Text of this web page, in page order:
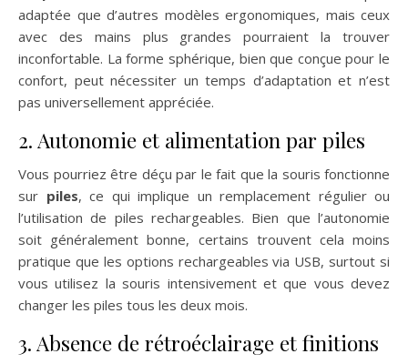
adaptée que d’autres modèles ergonomiques, mais ceux
avec des mains plus grandes pourraient la trouver
inconfortable. La forme sphérique, bien que conçue pour le
confort, peut nécessiter un temps d’adaptation et n’est
pas universellement appréciée.
2. Autonomie et alimentation par piles
Vous pourriez être déçu par le fait que la souris fonctionne
sur piles, ce qui implique un remplacement régulier ou
l’utilisation de piles rechargeables. Bien que l’autonomie
soit généralement bonne, certains trouvent cela moins
pratique que les options rechargeables via USB, surtout si
vous utilisez la souris intensivement et que vous devez
changer les piles tous les deux mois.
3. Absence de rétroéclairage et finitions